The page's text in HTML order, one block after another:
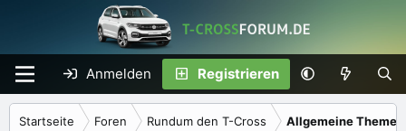
Anmelden Registrieren
Startseite Foren Rundum den T-Cross Allgemeine Themen